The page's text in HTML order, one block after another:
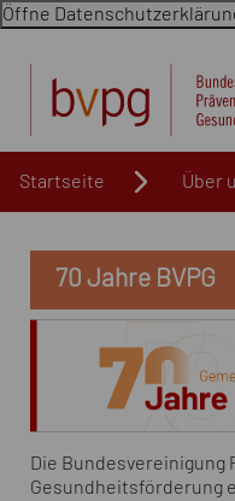
Öffne
Startseite Über
70 Jahre BVPG
Die Bundesvereinigung
Gesundheitsförderung